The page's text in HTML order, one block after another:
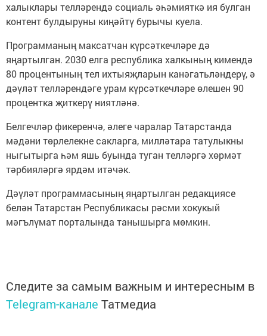
халыклары телләрендә социаль әһәмияткә ия булган
контент булдыруны киңәйтү бурычы куела.
Программаның максатчан күрсәткечләре дә
яңартылган. 2030 елга республика халкының кимендә
80 процентының тел ихтыяҗларын канәгатьләндерү, ә
дәүләт телләрендәге урам күрсәткечләре өлешен 90
процентка җиткерү ниятләнә.
Белгечләр фикеренчә, әлеге чаралар Татарстанда
мәдәни төрлелекне сакларга, милләтара татулыкны
ныгытырга һәм яшь буында туган телләргә хөрмәт
тәрбияләргә ярдәм итәчәк.
Дәүләт программасының яңартылган редакциясе
белән Татарстан Республикасы рәсми хокукый
мәгълүмат порталында танышырга мөмкин.
Следите за самым важным и интересным в
Telegram-канале Татмедиа